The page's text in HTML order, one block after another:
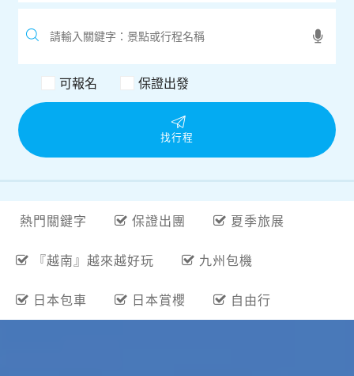
可報名 保證出發
找行程
熱門關鍵字 保證出團 夏季旅展
『越南』越來越好玩 九州包機
日本包車 日本賞櫻 自由行